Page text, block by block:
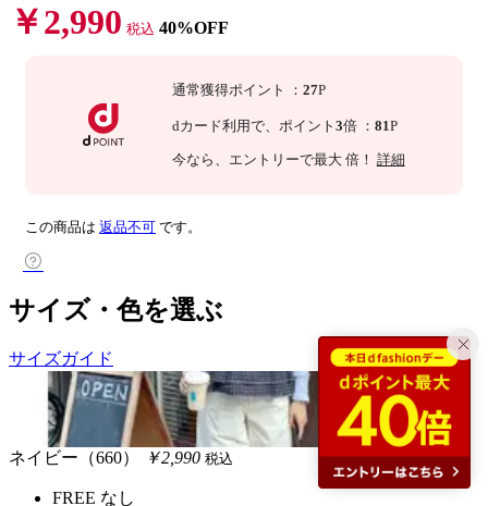
￥2,990 税込 40%OFF
通常獲得ポイント ： 27P
dカード利用で、 ポイント 3倍 ： 81P
今なら 、エントリーで最大 倍！ 詳細
この商品は 返品不可 です。
サイズ・色を選ぶ
サイズガイド
ネイビー（660） ￥2,990 税込
FREE なし